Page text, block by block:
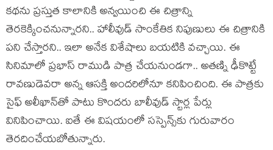
కథను ప్రస్తుత కాలానికి అన్వయించి ఈ చిత్రాన్ని
తెరకెక్కించనున్నారని.. హాలీవుడ్ సాంకేతిక నిపుణులు ఈ చిత్రానికి
పని చేస్తారని.. ఇలా అనేక విశేషాలు బయటికి వచ్చాయి. ఈ
సినిమాలో ప్రభాస్ రాముడి పాత్ర చేయనుండగా.. అతణ్ని ఢీకొట్టే
రావణుడెవరా అన్న ఆసక్తి అందరిలోనూ కనిపించింది. ఈ పాత్రకు
సైఫ్ అలీఖాన్‌తో పాటు కొందరు బాలీవుడ్ స్టార్ల పేర్లు
వినిపించాయి. ఐతే ఈ విషయంలో సస్పెన్స్‌కు గురువారం
తెరదించేయబోతున్నారు.